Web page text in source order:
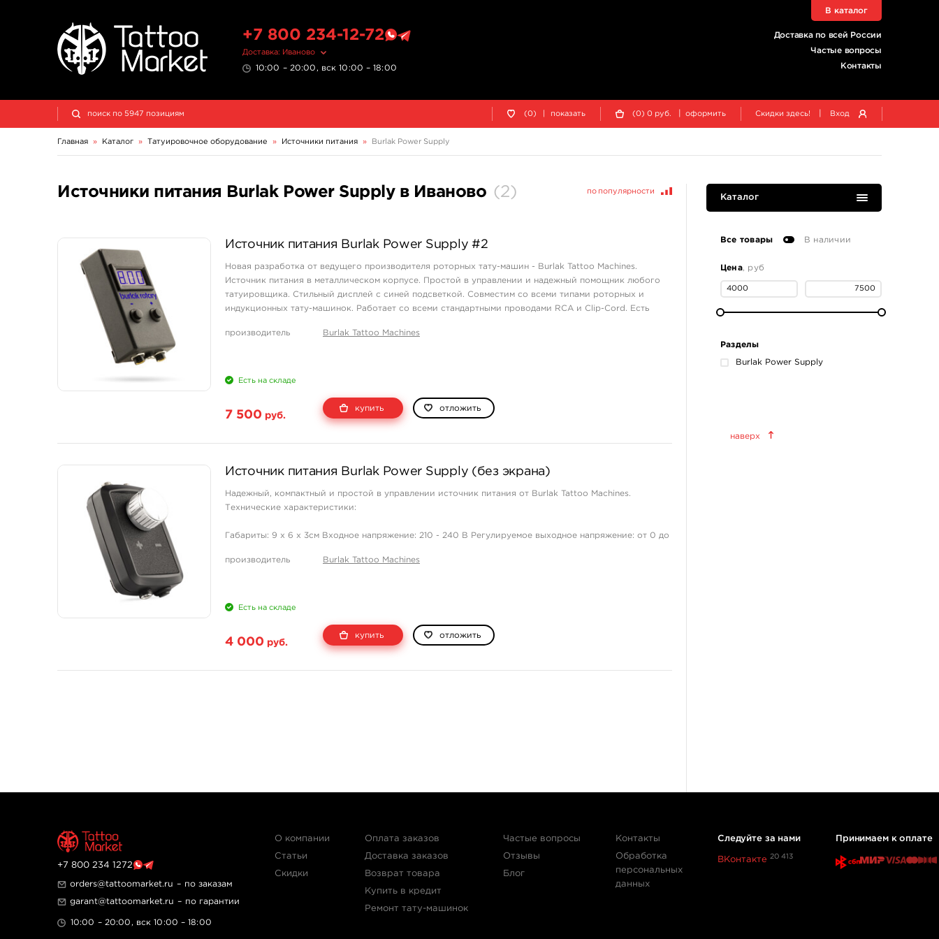
+7 800 234-12-72
Доставка: Иваново
10:00 – 20:00, вск 10:00 – 18:00
Доставка по всей России
Частые вопросы
Контакты
В каталог
(0) показать (0) 0 руб. оформить Скидки здесь! Вход
Главная » Каталог » Татуировочное оборудование » Источники питания » Burlak Power Supply
по популярности
Источники питания Burlak Power Supply в Иваново (2)
Источник питания Burlak Power Supply #2
Новая разработка от ведущего производителя роторных тату-машин - Burlak Tattoo Machines.
Источник питания в металлическом корпусе. Простой в управлении и надежный помощник любого
татуировщика. Стильный дисплей с синей подсветкой. Совместим со всеми типами роторных и
индукционных тату-машинок. Работает со всеми стандартными проводами RCA и Clip-Cord. Есть
производитель
Burlak Tattoo Machines
Есть на складе
7 500 руб.
купить отложить
Источник питания Burlak Power Supply (без экрана)
Надежный, компактный и простой в управлении источник питания от Burlak Tattoo Machines.
Технические характеристики:
Габариты: 9 х 6 х 3см Входное напряжение: 210 - 240 В Регулируемое выходное напряжение: от 0 до
производитель
Burlak Tattoo Machines
Есть на складе
4 000 руб.
купить отложить
Каталог
Все товары В наличии
Цена, руб
Разделы
Burlak Power Supply
World Famous Tattoo Ink
дермопигментации
Тренировочные коврики
Выведение и осветление
наверх
+7 800 234 1272
orders@tattoomarket.ru – по заказам
garant@tattoomarket.ru – по гарантии
10:00 – 20:00, вск 10:00 – 18:00
О компании
Статьи
Скидки
Оплата заказов
Доставка заказов
Возврат товара
Купить в кредит
Ремонт тату-машинок
Частые вопросы
Отзывы
Блог
Контакты
Обработка
персональных
данных
Следуйте за нами
ВКонтакте 20 413
Принимаем к оплате